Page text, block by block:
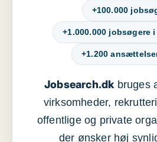
+100.000
+1.000.000 jobsøgere
+1.200
Jobsearch.dkbruges
virksomheder,
offentlige og private
der ønsker høj